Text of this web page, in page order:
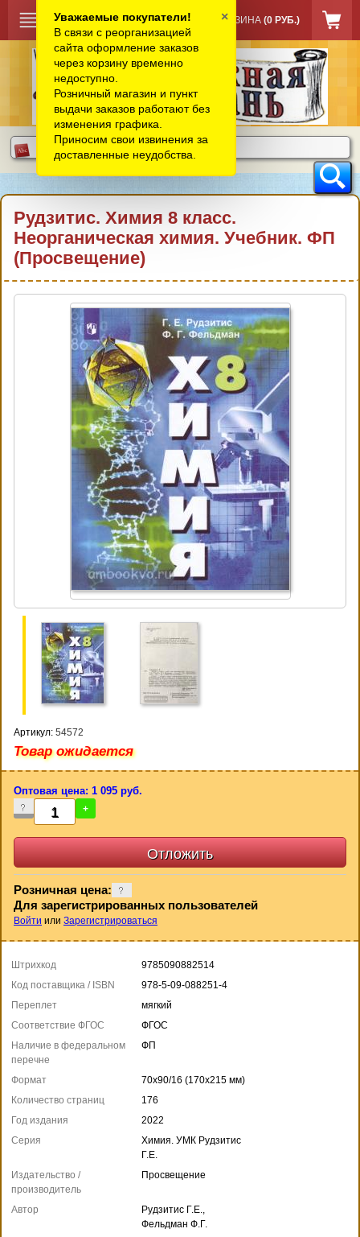
КОРЗИНА (0 РУБ.)
Рудзитис. Химия 8 класс.
Неорганическая химия. Учебник. ФП
(Просвещение)
Артикул: 54572
Товар ожидается
Оптовая цена: 1 095 руб.
- +
Розничная цена:
Для зарегистрированных пользователей
Войти или Зарегистрироваться
Штрихкод
9785090882514
Код поставщика / ISBN
978-5-09-088251-4
Переплет
мягкий
Соответствие ФГОС
ФГОС
Наличие в федеральном
перечне
ФП
Формат
70x90/16 (170x215 мм)
Количество страниц
176
Год издания
2022
Серия
Химия. УМК Рудзитис
Г.Е.
Издательство /
производитель
Просвещение
Автор
Рудзитис Г.Е.,
Фельдман Ф.Г.
Уважаемые покупатели!
В связи с реорганизацией
сайта оформление заказов
через корзину временно
недоступно.
Розничный магазин и пункт
выдачи заказов работают без
изменения графика.
Приносим свои извинения за
доставленные неудобства.
×